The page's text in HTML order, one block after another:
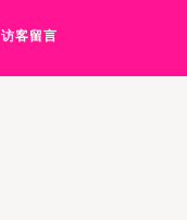
访客留言